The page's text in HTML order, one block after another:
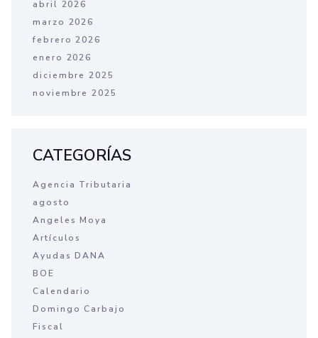
abril 2026
marzo 2026
febrero 2026
enero 2026
diciembre 2025
noviembre 2025
CATEGORÍAS
Agencia Tributaria
agosto
Angeles Moya
Artículos
Ayudas DANA
BOE
Calendario
Domingo Carbajo
Fiscal